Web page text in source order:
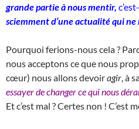
grande partie à nous mentir,
sciemment d’une actualité qui ne
Pourquoi ferions-nous cela ?
nous acceptons ce que nous
cœur) nous allons devoiragir , à
essayer de changer ce qui nous
Et c’est mal ? Certes non ! C’est